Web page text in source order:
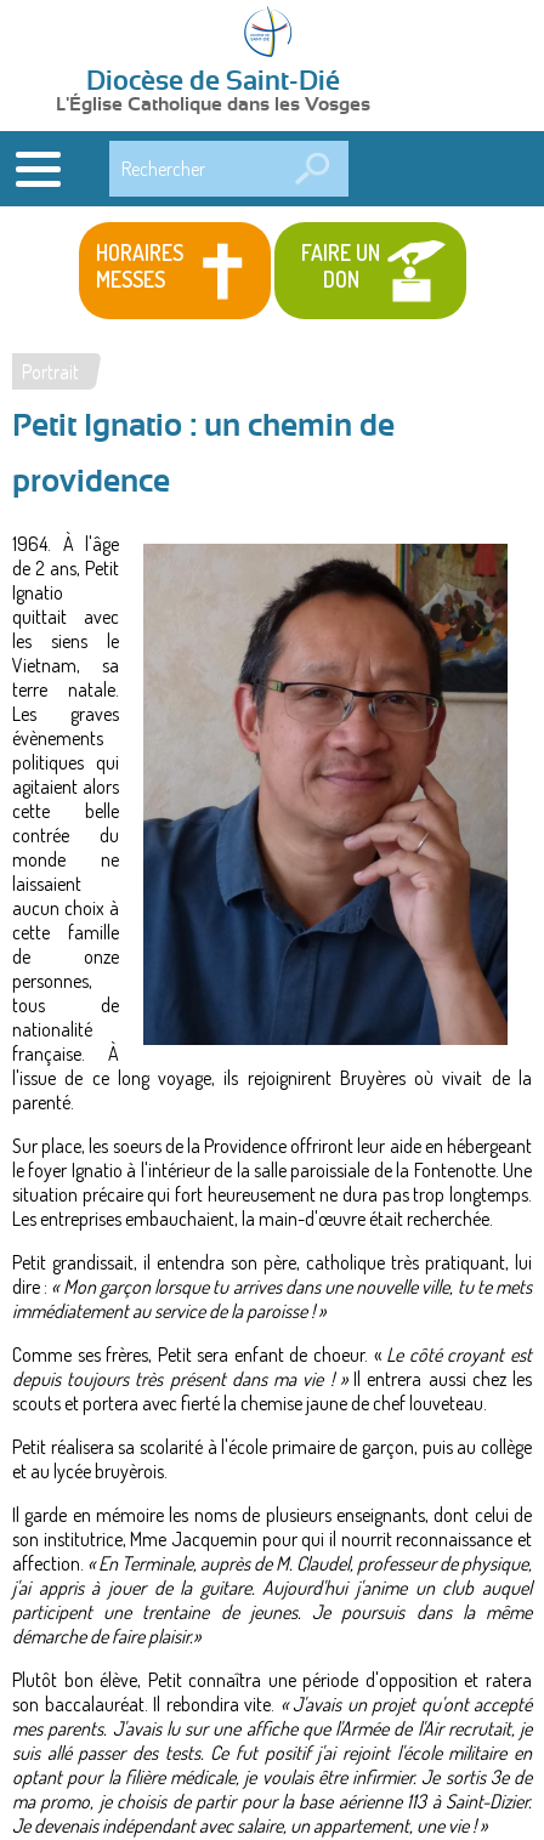
Diocèse de Saint-Dié
L'Église Catholique dans les Vosges
HORAIRES
MESSES
FAIRE UN
DON
Vous
êtes
ici
Portrait
Petit Ignatio : un chemin de
providence
1964. À l'âge
de 2 ans, Petit
Ignatio
quittait avec
les siens le
Vietnam, sa
terre natale.
Les graves
évènements
politiques qui
agitaient alors
cette belle
contrée du
monde ne
laissaient
aucun choix à
cette famille
de onze
personnes,
tous de
nationalité
française. À
l'issue de ce long voyage, ils rejoignirent Bruyères où vivait de la
parenté.
Sur place, les soeurs de la Providence offriront leur aide en hébergeant
le foyer Ignatio à l'intérieur de la salle paroissiale de la Fontenotte. Une
situation précaire qui fort heureusement ne dura pas trop longtemps.
Les entreprises embauchaient, la main-d'œuvre était recherchée.
Petit grandissait, il entendra son père, catholique très pratiquant, lui
dire : « Mon garçon lorsque tu arrives dans une nouvelle ville, tu te mets
immédiatement au service de la paroisse ! »
Comme ses frères, Petit sera enfant de choeur. « Le côté croyant est
depuis toujours très présent dans ma vie ! »Il entrera aussi chez les
scouts et portera avec fierté la chemise jaune de chef louveteau.
Petit réalisera sa scolarité à l'école primaire de garçon, puis au collège
et au lycée bruyèrois.
Il garde en mémoire les noms de plusieurs enseignants, dont celui de
son institutrice, Mme Jacquemin pour qui il nourrit reconnaissance et
affection. « En Terminale, auprès de M. Claudel, professeur de physique,
j'ai appris à jouer de la guitare. Aujourd'hui j'anime un club auquel
participent une trentaine de jeunes. Je poursuis dans la même
démarche de faire plaisir.»
Plutôt bon élève, Petit connaîtra une période d'opposition et ratera
son baccalauréat. Il rebondira vite. « J'avais un projet qu'ont accepté
mes parents. J'avais lu sur une affiche que l'Armée de l'Air recrutait, je
suis allé passer des tests. Ce fut positif j'ai rejoint l'école militaire en
optant pour la filière médicale, je voulais être infirmier. Je sortis 3e de
ma promo, je choisis de partir pour la base aérienne 113 à Saint-Dizier.
Je devenais indépendant avec salaire, un appartement, une vie ! »